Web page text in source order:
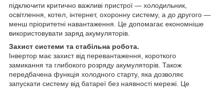
підключити критично важливі пристрої — холодильник,
освітлення, котел, інтернет, охоронну систему, а до другого —
менш пріоритетні навантаження. Це допомагає економніше
використовувати заряд акумуляторів.
Захист системи та стабільна робота.
Інвертор має захист від перевантаження, короткого
замикання та глибокого розряду акумуляторів. Також
передбачена функція холодного старту, яка дозволяє
запускати систему від батареї без наявності мережі. Це